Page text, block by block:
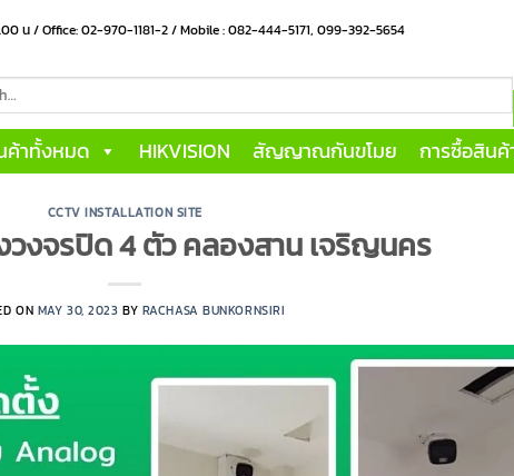
น / Office: 02-970-1181-2 / Mobile : 082-444-5171, 099-392-5654
ค้าทั้งหมด HIKVISION สัญญาณกันขโมย การซื้อสินค้
CCTV INSTALLATION SITE
งจรปิด 4 ตัว คลองสาน เจริญนคร
ON MAY 30, 2023 BY RACHASA BUNKORNSIRI